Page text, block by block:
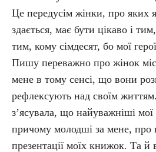
Це передусім жінки, про яких
здається, має бути цікаво і
тим, кому сімдесят, бо мої
Пишу переважно про жінок
мене в тому сенсі, що вони
рефлексують над своїм
з’ясувала, що найуважніші мої
причому молодші за мене, про
презентації моїх книжок. Та й